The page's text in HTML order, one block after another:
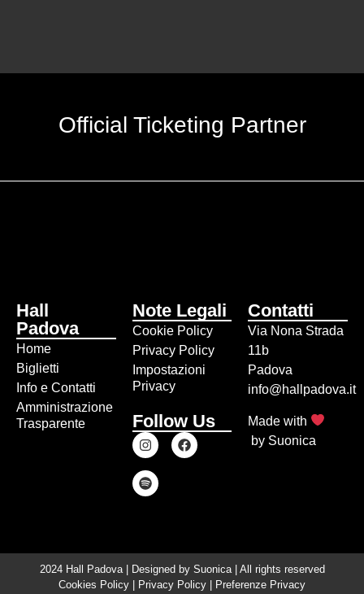
Official Ticketing Partner
Hall
Padova
Home
Biglietti
Info e Contatti
Amministrazione
Trasparente
Note Legali
Cookie Policy
Privacy Policy
Impostazioni
Privacy
Follow Us
Contatti
Via Nona Strada
11b
Padova
info@hallpadova.it
Made with
by Suonica
2024 Hall Padova | Designed by Suonica| All rights reserved
Cookies Policy
Privacy Policy Preferenze Privacy